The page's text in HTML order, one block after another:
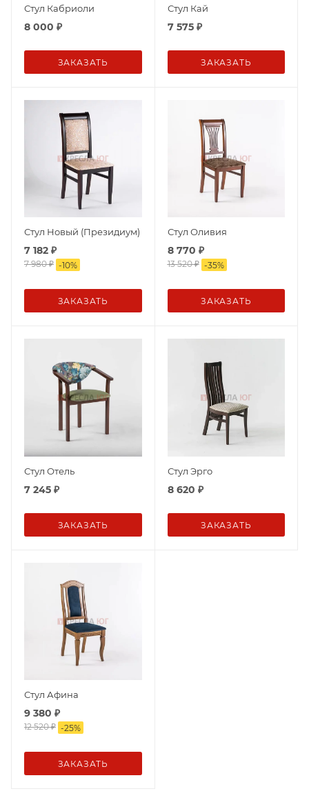
Стул Кабриоли
8 000 ₽
ЗАКАЗАТЬ
Стул Кай
7 575₽
ЗАКАЗАТЬ
Стул Новый (Президиум)
7 182 ₽
7 980₽ -10%
ЗАКАЗАТЬ
Стул Оливия
8 770 ₽
13 520₽ -35%
ЗАКАЗАТЬ
Стул Отель
7 245 ₽
ЗАКАЗАТЬ
Стул Эрго
8 620 ₽
ЗАКАЗАТЬ
Стул Афина
9 380 ₽
12 520₽ -25%
ЗАКАЗАТЬ